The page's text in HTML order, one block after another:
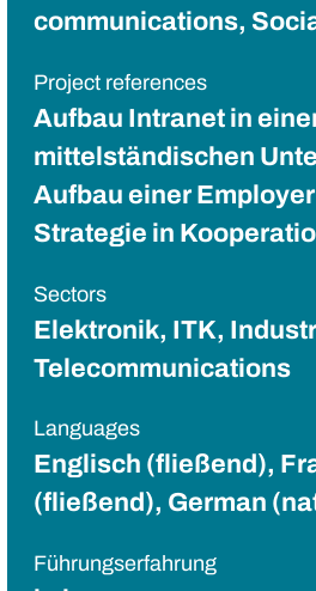
communications,
Project references
Aufbau Intranet in
mittelständischen
Aufbau einer
Strategie in
Sectors
Elektronik, ITK,
Telecommunications
Languages
Englisch (fließend),
(fließend), German
Führungserfahrung